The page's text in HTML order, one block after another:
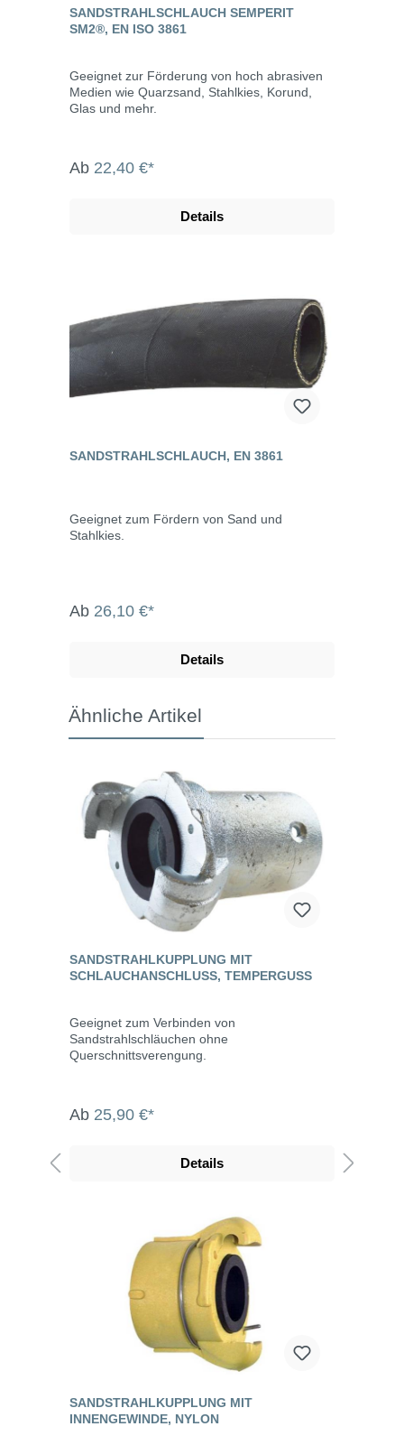
SANDSTRAHLSCHLAUCH SEMPERIT
SM2®, EN ISO 3861
Geeignet zur Förderung von hoch abrasiven
Medien wie Quarzsand, Stahlkies, Korund,
Glas und mehr.
Ab 22,40 €*
Details
SANDSTRAHLSCHLAUCH, EN 3861
Geeignet zum Fördern von Sand und
Stahlkies.
Ab 26,10 €*
Details
Ähnliche Artikel
SANDSTRAHLKUPPLUNG MIT
SCHLAUCHANSCHLUSS, TEMPERGUSS
Geeignet zum Verbinden von
Sandstrahlschläuchen ohne
Querschnittsverengung.
Ab 25,90 €*
Details
SANDSTRAHLKUPPLUNG MIT
INNENGEWINDE, NYLON